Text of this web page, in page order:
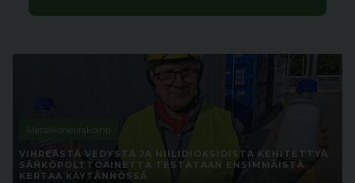
Metsäkoneurakointi
VIHREÄSTÄ VEDYSTÄ JA HIILIDIOKSIDISTA KEHITETTYÄ
SÄHKÖPOLTTOAINETTA TESTATAAN ENSIMMÄISTÄ
KERTAA KÄYTÄNNÖSSÄ